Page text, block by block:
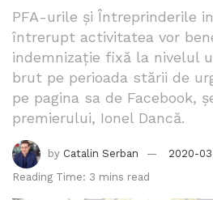
PFA-urile și Întreprinderile
întrerupt activitatea vor
indemnizație fixă la nivelul
brut pe perioada stării de
pe pagina sa de Facebook,
premierului, Ionel Dancă.
by Catalin Serban
2020-
Reading Time: 3 mins read